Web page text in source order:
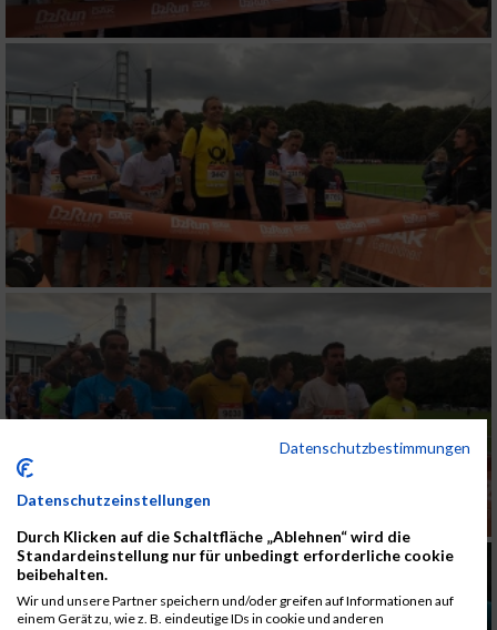
Datenschutzbestimmungen
Datenschutzeinstellungen
Durch Klicken auf die Schaltfläche „Ablehnen“ wird die
Standardeinstellung nur für unbedingt erforderliche cookie
beibehalten.
Wir und unsere Partner speichern und/oder greifen auf Informationen auf
einem Gerät zu, wie z. B. eindeutige IDs in cookie und anderen